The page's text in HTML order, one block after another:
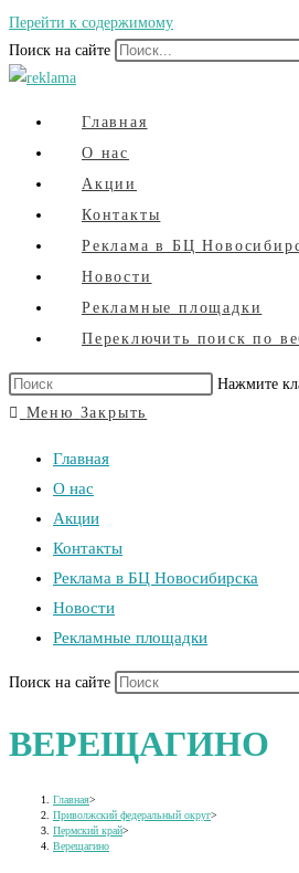
Перейти к содержимому
Поиск на сайте
Главная
О нас
Акции
Контакты
Реклама в БЦ
Новости
Рекламные площадки
Переключить поиск по
Нажмите
Меню Закрыть
Главная
О нас
Акции
Контакты
Реклама в БЦ Новосибирска
Новости
Рекламные площадки
Поиск на сайте
ВЕРЕЩАГИНО
Главная>
Приволжский федеральный округ>
Пермский край>
Верещагино